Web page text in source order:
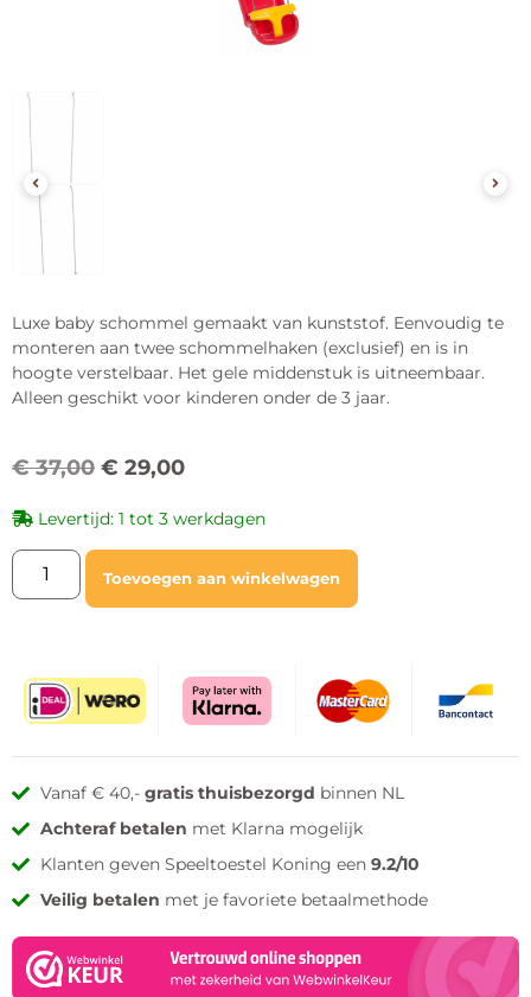
Luxe baby schommel gemaakt van kunststof. Eenvoudig te
monteren aan twee schommelhaken (exclusief) en is in
hoogte verstelbaar. Het gele middenstuk is uitneembaar.
Alleen geschikt voor kinderen onder de 3 jaar.
€37,00 € 29,00
Levertijd: 1 tot 3 werkdagen
Toevoegen aan winkelwagen
Vanaf € 40,- gratis thuisbezorgd binnen NL
Achteraf betalen met Klarna mogelijk
Klanten geven Speeltoestel Koning een 9.2/10
Veilig betalen met je favoriete betaalmethode